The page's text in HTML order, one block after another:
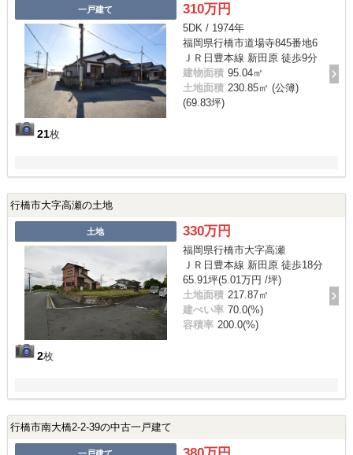
一戸建て
21枚
310万円
5DK / 1974年
福岡県行橋市道場寺845番地6
ＪＲ日豊本線 新田原 徒歩9分
建物面積 95.04㎡
土地面積 230.85㎡ (公簿)
(69.83坪)
行橋市大字高瀬の土地
土地
2枚
330万円
福岡県行橋市大字高瀬
ＪＲ日豊本線 新田原 徒歩18分
65.91坪(5.01万円 /坪)
土地面積 217.87㎡
建ぺい率 70.0(%)
容積率 200.0(%)
行橋市南大橋2-2-39の中古一戸建て